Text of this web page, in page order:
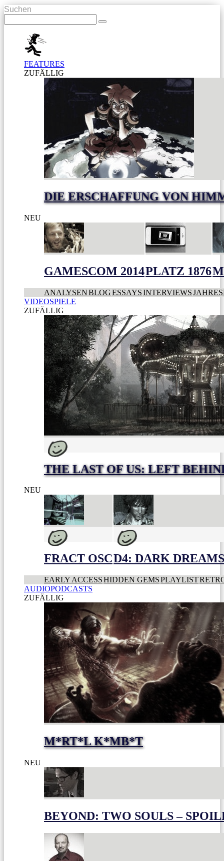
Suchen
FEATURES
ZUFÄLLIG
DIE ERSCHAFFUNG VON
NEU
GAMESCOM 2014PLATZ 1876
ANALYSENBLOGESSAYSINTERVIEWS
VIDEOSPIELE
ZUFÄLLIG
THE LAST OF US: LEFT
NEU
FRACT OSCD4: DARK
EARLY ACCESSHIDDEN GEMSPLAYLIST
AUDIOPODCASTS
ZUFÄLLIG
M*RT*L K*MB*T
NEU
BEYOND: TWO SOULS –